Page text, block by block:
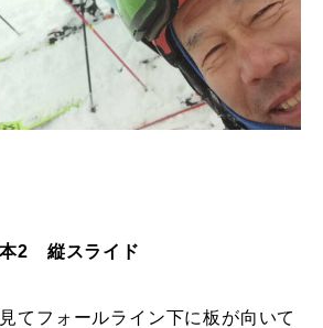
選ぶ Lesson Theme
2 縦スライド
てフォールライン下に板が向いて